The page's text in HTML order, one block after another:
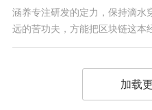
涵养专注研发的定力，保持滴水
远的苦功夫，方能把区块链这本
加载